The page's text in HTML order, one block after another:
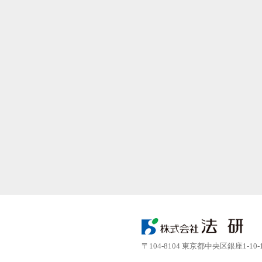
〒104-8104 東京都中央区銀座1-10-